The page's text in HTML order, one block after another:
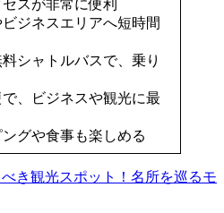
スが非常に便利
ビジネスエリアへ短時間
シャトルバスで、乗り
で、ビジネスや観光に最
グや食事も楽しめる
き観光スポット！名所を巡るモ